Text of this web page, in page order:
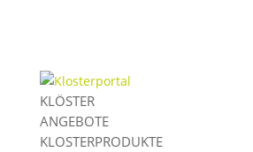
KLÖSTER
ANGEBOTE
KLOSTERPRODUKTE